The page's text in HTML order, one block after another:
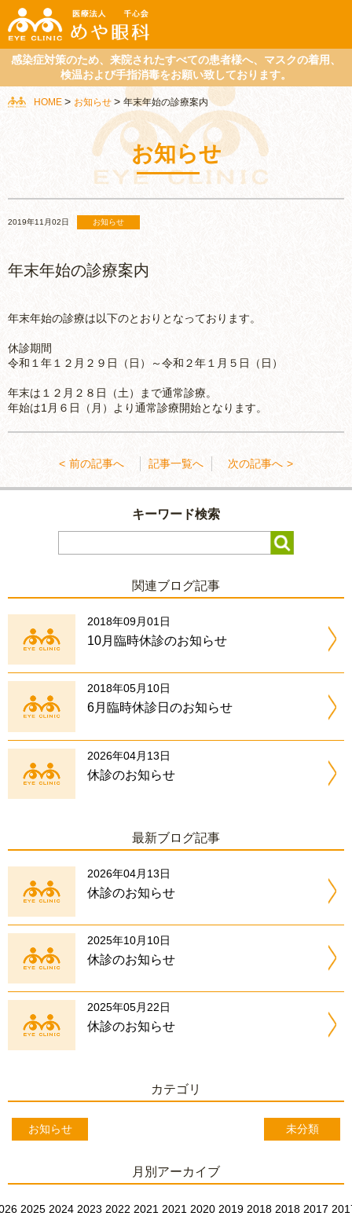
感染症対策のため、来院されたすべての患者様へ、マスクの着用、
検温および手指消毒をお願い致しております。
HOME > お知らせ > 年末年始の診療案内
お知らせ
2019年11月02日 お知らせ
年末年始の診療案内
年末年始の診療は以下のとおりとなっております。
休診期間
令和１年１２月２９日（日）～令和２年１月５日（日）
年末は１２月２８日（土）まで通常診療。
年始は1月６日（月）より通常診療開始となります。
前の記事へ 記事一覧へ 次の記事へ
キーワード検索
関連ブログ記事
2018年09月01日
10月臨時休診のお知らせ
2018年05月10日
6月臨時休診日のお知らせ
2026年04月13日
休診のお知らせ
最新ブログ記事
2026年04月13日
休診のお知らせ
2025年10月10日
休診のお知らせ
2025年05月22日
休診のお知らせ
カテゴリ
お知らせ 未分類
月別アーカイブ
2025 2024 2023 2022 2021 2021 2020 2019 2018 2018 2017